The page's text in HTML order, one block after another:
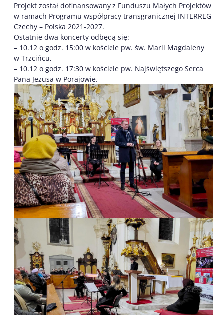
Projekt został dofinansowany z Funduszu Małych Projektów
w ramach Programu współpracy transgranicznej INTERREG
Czechy – Polska 2021-2027.
Ostatnie dwa koncerty odbędą się:
– 10.12 o godz. 15:00 w kościele pw. św. Marii Magdaleny
w Trzcińcu,
– 10.12 o godz. 17:30 w kościele pw. Najświętszego Serca
Pana Jezusa w Porajowie.